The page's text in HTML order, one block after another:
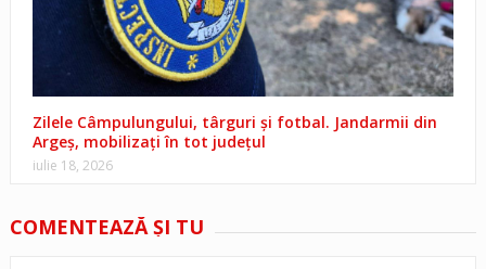
Zilele Câmpulungului, târguri și fotbal. Jandarmii din
Argeș, mobilizați în tot județul
iulie 18, 2026
COMENTEAZĂ ŞI TU